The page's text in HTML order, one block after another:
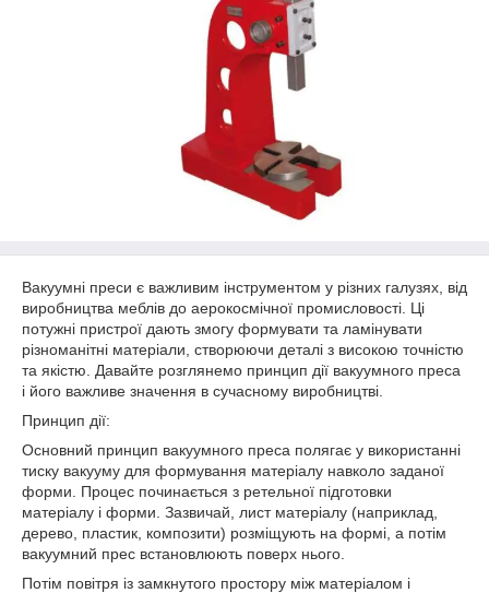
Вакуумні преси є важливим інструментом у різних галузях, від
виробництва меблів до аерокосмічної промисловості. Ці
потужні пристрої дають змогу формувати та ламінувати
різноманітні матеріали, створюючи деталі з високою точністю
та якістю. Давайте розглянемо принцип дії вакуумного преса
і його важливе значення в сучасному виробництві.
Принцип дії:
Основний принцип вакуумного преса полягає у використанні
тиску вакууму для формування матеріалу навколо заданої
форми. Процес починається з ретельної підготовки
матеріалу і форми. Зазвичай, лист матеріалу (наприклад,
дерево, пластик, композити) розміщують на формі, а потім
вакуумний прес встановлюють поверх нього.
Потім повітря із замкнутого простору між матеріалом і